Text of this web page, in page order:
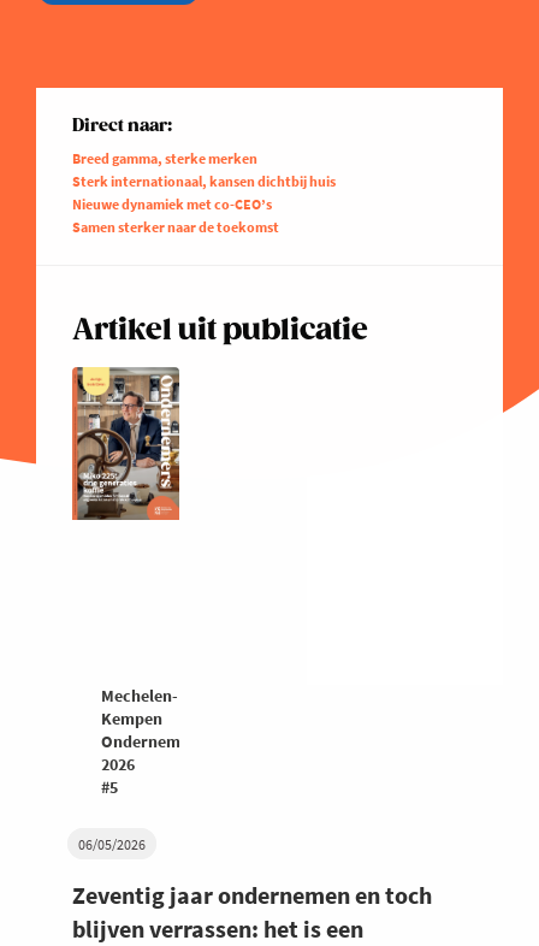
Direct naar:
Breed gamma, sterke merken
Sterk internationaal, kansen dichtbij huis
Nieuwe dynamiek met co-CEO’s
Samen sterker naar de toekomst
06/05/2026
Zeventig jaar ondernemen en toch
blijven verrassen: het is een
Artikel uit publicatie
Mechelen-
Kempen
Ondernemers
2026
#5